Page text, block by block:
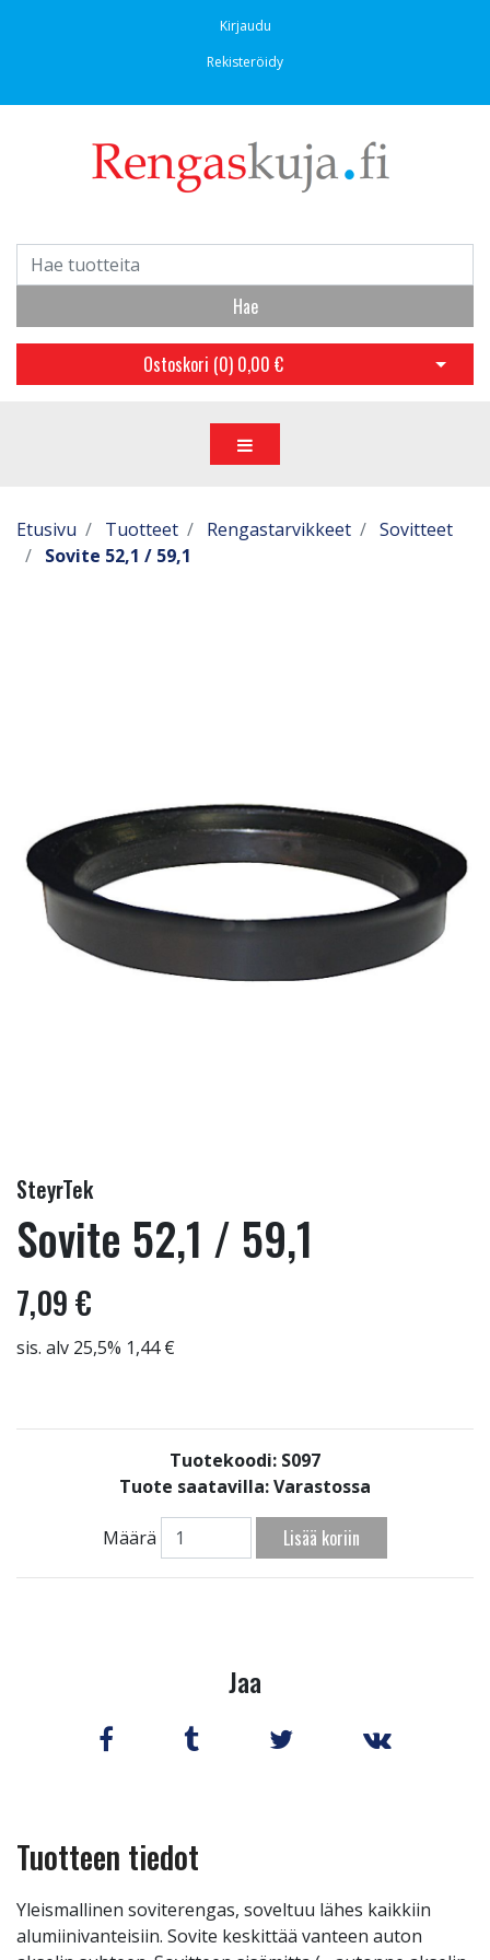
Kirjaudu
Rekisteröidy
Hae
Ostoskori (0) 0,00 € Avaa
Etusivu Tuotteet Rengastarvikkeet
Sovitteet
Sovite 52,1 / 59,1
SteyrTek
Sovite 52,1 / 59,1
7,09 €
sis. alv 25,5% 1,44 €
Tuotekoodi: S097
Tuote saatavilla:Varastossa
Määrä Lisää koriin
Jaa
Tuotteen tiedot
Yleismallinen soviterengas, soveltuu lähes kaikkiin
alumiinivanteisiin. Sovite keskittää vanteen auton